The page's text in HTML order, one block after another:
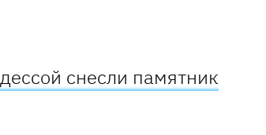
снесли памятник